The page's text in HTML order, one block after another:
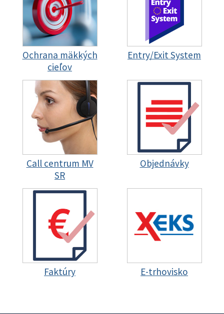
Ochrana mäkkých
cieľov
Entry/Exit System
Call centrum MV
SR
Objednávky
Faktúry E-trhovisko